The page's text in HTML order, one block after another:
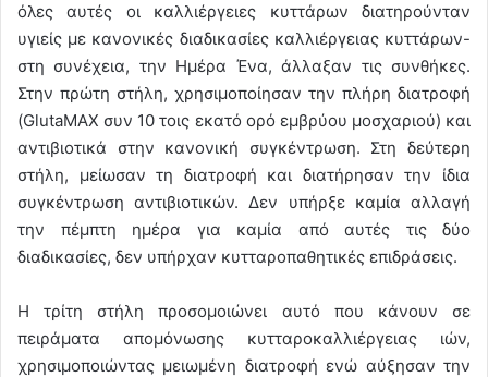
όλες αυτές οι καλλιέργειες κυττάρων διατηρούνταν
υγιείς με κανονικές διαδικασίες καλλιέργειας κυττάρων-
στη συνέχεια, την Ημέρα Ένα, άλλαξαν τις συνθήκες.
Στην πρώτη στήλη, χρησιμοποίησαν την πλήρη διατροφή
(GlutaMAX συν 10 τοις εκατό ορό εμβρύου μοσχαριού) και
αντιβιοτικά στην κανονική συγκέντρωση. Στη δεύτερη
στήλη, μείωσαν τη διατροφή και διατήρησαν την ίδια
συγκέντρωση αντιβιοτικών. Δεν υπήρξε καμία αλλαγή
την πέμπτη ημέρα για καμία από αυτές τις δύο
διαδικασίες, δεν υπήρχαν κυτταροπαθητικές επιδράσεις.
Η τρίτη στήλη προσομοιώνει αυτό που κάνουν σε
πειράματα απομόνωσης κυτταροκαλλιέργειας ιών,
χρησιμοποιώντας μειωμένη διατροφή ενώ αύξησαν την